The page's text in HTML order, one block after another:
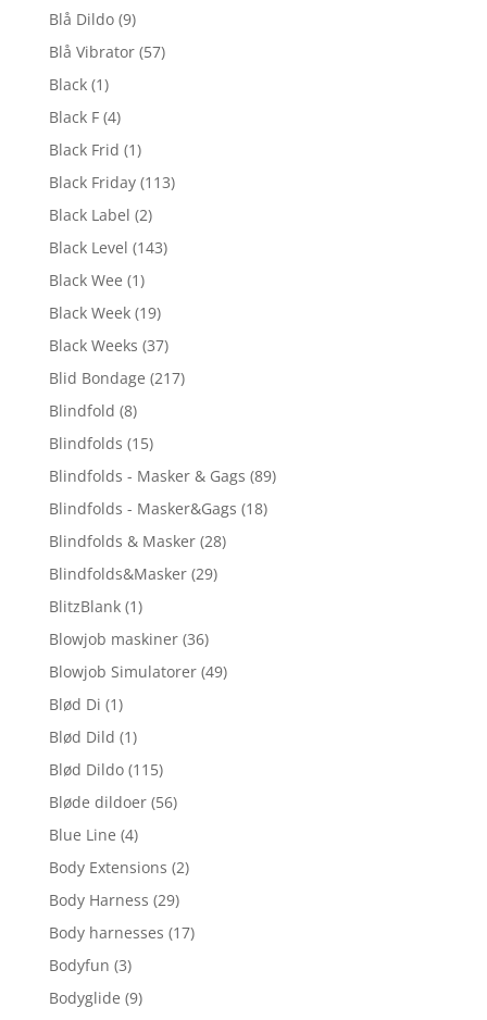
Blå Dildo (9)
Blå Vibrator (57)
Black (1)
Black F (4)
Black Frid (1)
Black Friday (113)
Black Label (2)
Black Level (143)
Black Wee (1)
Black Week (19)
Black Weeks (37)
Blid Bondage (217)
Blindfold (8)
Blindfolds (15)
Blindfolds - Masker & Gags (89)
Blindfolds - Masker&Gags (18)
Blindfolds & Masker (28)
Blindfolds&Masker (29)
BlitzBlank (1)
Blowjob maskiner (36)
Blowjob Simulatorer (49)
Blød Di (1)
Blød Dild (1)
Blød Dildo (115)
Bløde dildoer (56)
Blue Line (4)
Body Extensions (2)
Body Harness (29)
Body harnesses (17)
Bodyfun (3)
Bodyglide (9)